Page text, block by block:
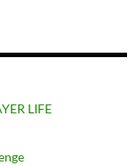
LIFE